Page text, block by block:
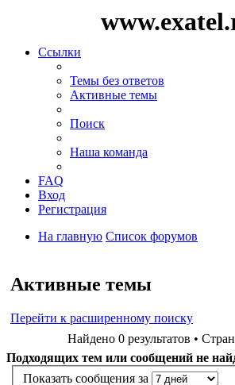
Ссылки
Темы без ответов
Активные темы
Поиск
Наша команда
FAQ
Вход
Регистрация
На главную Список форумов
Активные темы
Перейти к расширенному поиску
Найдено 0 результатов •
Подходящих тем или сообщений не
Показать сообщения за